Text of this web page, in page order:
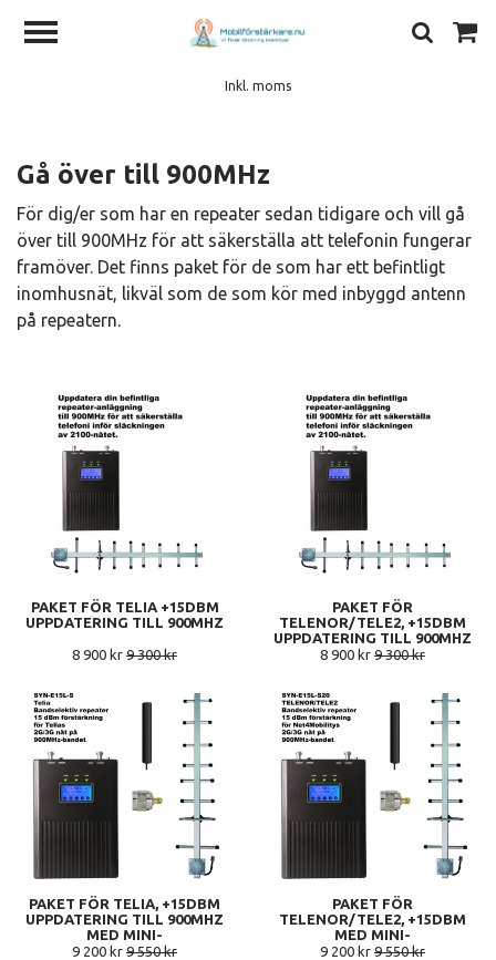
Inkl. moms
Gå över till 900MHz
För dig/er som har en repeater sedan tidigare och vill gå
över till 900MHz för att säkerställa att telefonin fungerar
framöver. Det finns paket för de som har ett befintligt
inomhusnät, likväl som de som kör med inbyggd antenn
på repeatern.
PAKET FÖR TELIA +15DBM
UPPDATERING TILL 900MHZ
8 900 kr 9 300 kr
PAKET FÖR
TELENOR/TELE2, +15DBM
UPPDATERING TILL 900MHZ
8 900 kr 9 300 kr
PAKET FÖR TELIA, +15DBM
UPPDATERING TILL 900MHZ
MED MINI-
INOMHUSANTENN
9 200 kr 9 550 kr
PAKET FÖR
TELENOR/TELE2, +15DBM
MED MINI-
INOMHUSANTENN
9 200 kr 9 550 kr